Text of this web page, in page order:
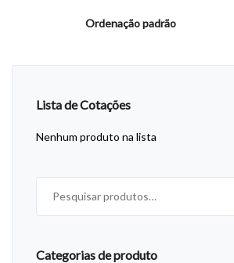
Lista de Cotações
Nenhum produto na lista
Categorias de produto